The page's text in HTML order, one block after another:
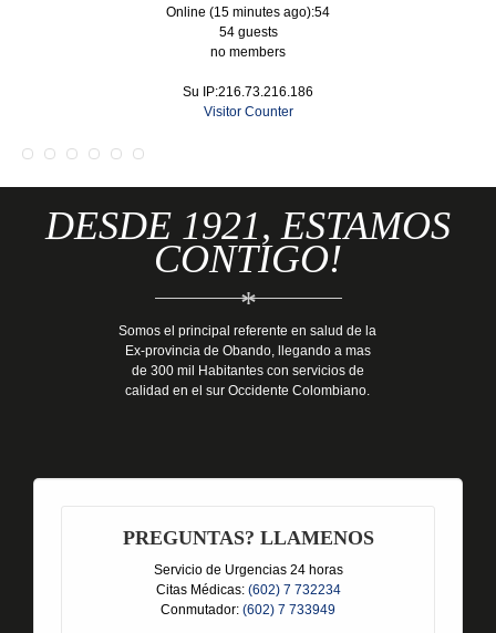
Online (15 minutes ago):54
54 guests
no members
Su IP:216.73.216.186
Visitor Counter
DESDE 1921, ESTAMOS
CONTIGO!
*
Somos el principal referente en salud de la
Ex-provincia de Obando, llegando a mas
de 300 mil Habitantes con servicios de
calidad en el sur Occidente Colombiano.
PREGUNTAS? LLAMENOS
Servicio de Urgencias 24 horas
Citas Médicas: (602) 7 732234
Conmutador: (602) 7 733949